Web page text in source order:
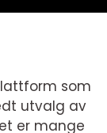
som
utvalg av
er mange